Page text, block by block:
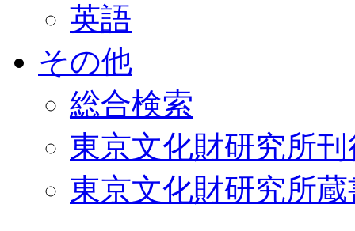
英語
その他
総合検索
東京文化財研究所
東京文化財研究所